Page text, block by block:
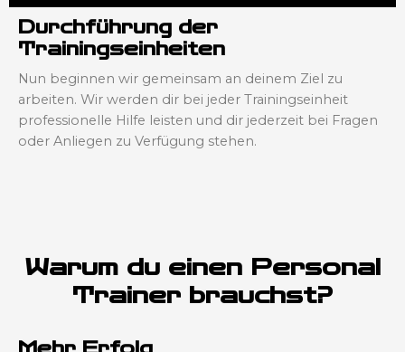
Durchführung der
Trainingseinheiten
Nun beginnen wir gemeinsam an deinem Ziel zu
arbeiten. Wir werden dir bei jeder Trainingseinheit
professionelle Hilfe leisten und dir jederzeit bei Fragen
oder Anliegen zu Verfügung stehen.
Warum du einen Personal
Trainer brauchst?